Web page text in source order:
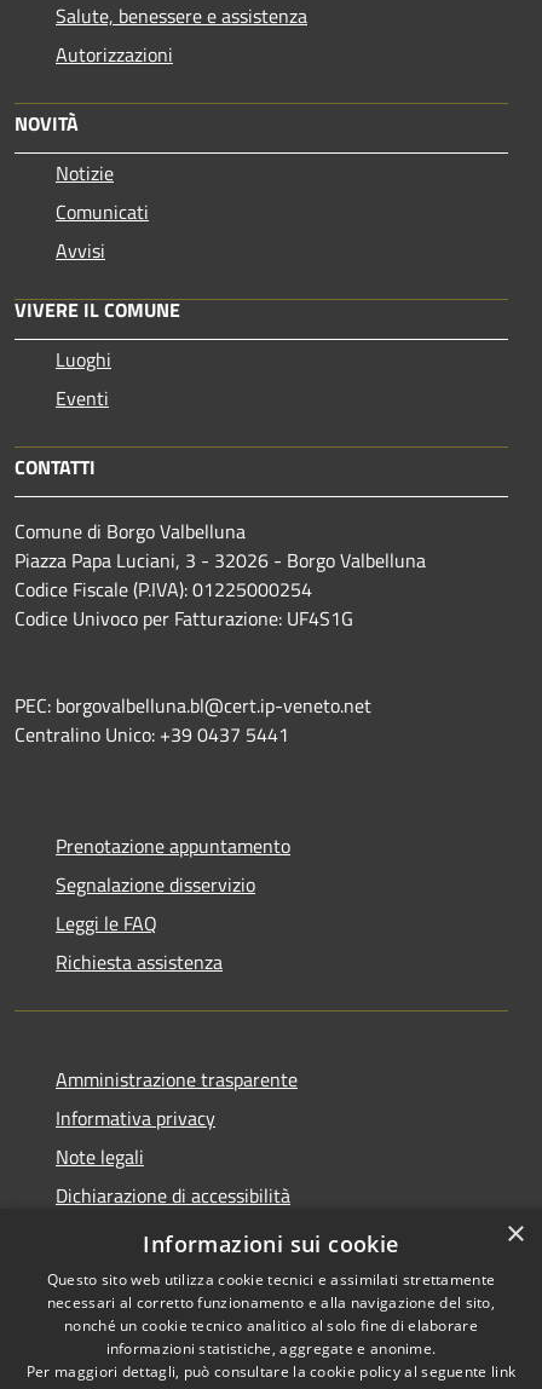
Salute, benessere e assistenza
Autorizzazioni
NOVITÀ
Notizie
Comunicati
Avvisi
VIVERE IL COMUNE
Luoghi
Eventi
CONTATTI
Comune di Borgo Valbelluna
Piazza Papa Luciani, 3 - 32026 - Borgo Valbelluna
Codice Fiscale (P.IVA): 01225000254
Codice Univoco per Fatturazione: UF4S1G
PEC: borgovalbelluna.bl@cert.ip-veneto.net
Centralino Unico: +39 0437 5441
Prenotazione appuntamento
Segnalazione disservizio
Leggi le FAQ
Richiesta assistenza
Amministrazione trasparente
Informativa privacy
Note legali
Dichiarazione di accessibilità
Piano di miglioramento dei servizi
Copyright © 2026 • Comune di
×
Informazioni sui cookie
Questo sito web utilizza cookie tecnici e assimilati strettamente
necessari al corretto funzionamento e alla navigazione del sito,
nonché un cookie tecnico analitico al solo fine di elaborare
informazioni statistiche, aggregate e anonime.
Per maggiori dettagli, può consultare la cookie policy al seguente link